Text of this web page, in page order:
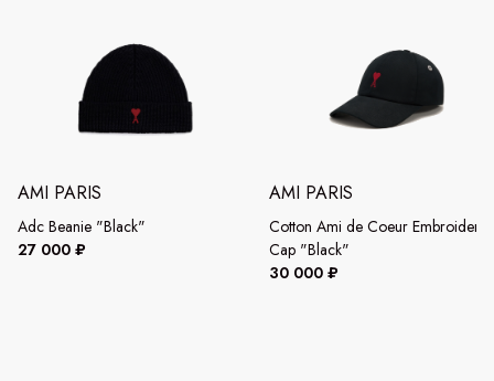
AMI PARIS
Adc Beanie "Black"
27 000 ₽
AMI PARIS
Cotton Ami de Coeur Embroidery
Cap "Black"
30 000 ₽